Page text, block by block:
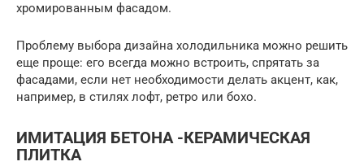
хромированным фасадом.
Проблему выбора дизайна холодильника можно решить
еще проще: его всегда можно встроить, спрятать за
фасадами, если нет необходимости делать акцент, как,
например, в стилях лофт, ретро или бохо.
ИМИТАЦИЯ БЕТОНА -КЕРАМИЧЕСКАЯ
ПЛИТКА